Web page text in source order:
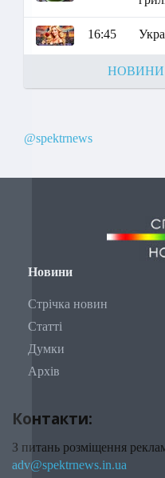
16:45
НОВИНИ
@spektrnews
Новини
Стрічка новин
Статті
Думки
Архів
Контакти:
З питань розміщення
adv@spektrnews.in.ua